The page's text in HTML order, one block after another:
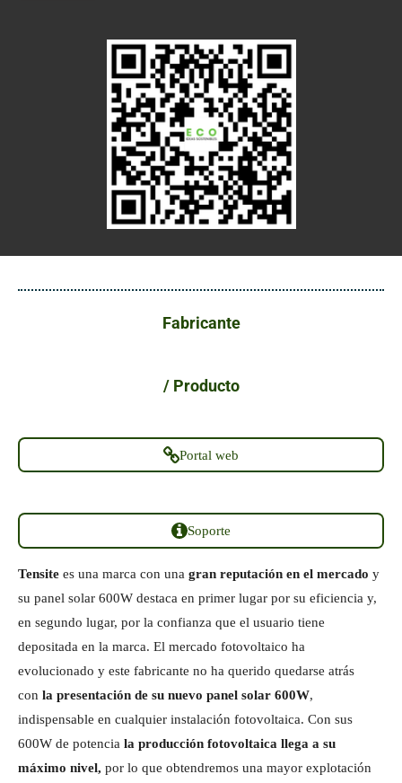
Fabricante
/ Producto
Portal web
Soporte
Tensite es una marca con una gran reputación en el mercado y
su panel solar 600W destaca en primer lugar por su eficiencia y,
en segundo lugar, por la confianza que el usuario tiene
depositada en la marca. El mercado fotovoltaico ha
evolucionado y este fabricante no ha querido quedarse atrás
con la presentación de su nuevo panel solar 600W,
indispensable en cualquier instalación fotovoltaica. Con sus
600W de potencia la producción fotovoltaica llega a su
máximo nivel, por lo que obtendremos una mayor explotación